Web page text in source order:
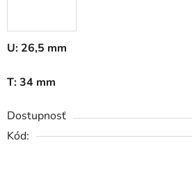
U: 26,5 mm
T: 34 mm
Dostupnosť
Kód: